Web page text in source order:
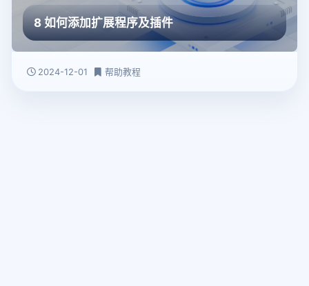
8 如何添加扩展程序及插件
2024-12-01 帮助教程